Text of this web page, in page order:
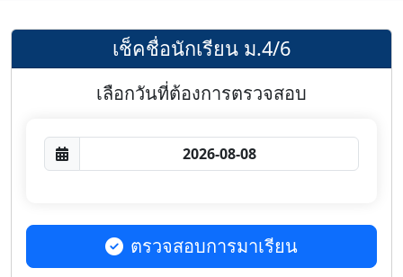
เช็คชื่อนักเรียน ม.4/6
เลือกวันที่ต้องการตรวจสอบ
ตรวจสอบการมาเรียน